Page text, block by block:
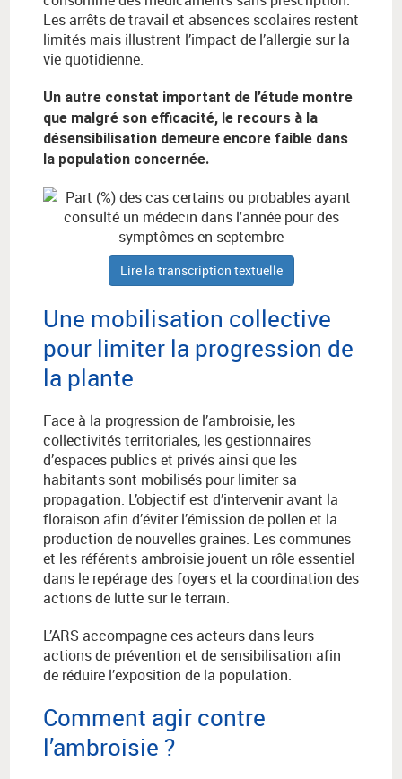
Les arrêts de travail et absences scolaires restent
limités mais illustrent l’impact de l’allergie sur la
vie quotidienne.
Un autre constat important de l’étude montre
que malgré son efficacité, le recours à la
désensibilisation demeure encore faible dans
la population concernée.
Lire la transcription textuelle
Une mobilisation collective
pour limiter la progression de
la plante
Face à la progression de l’ambroisie, les
collectivités territoriales, les gestionnaires
d’espaces publics et privés ainsi que les
habitants sont mobilisés pour limiter sa
propagation. L’objectif est d’intervenir avant la
floraison afin d’éviter l’émission de pollen et la
production de nouvelles graines. Les communes
et les référents ambroisie jouent un rôle essentiel
dans le repérage des foyers et la coordination des
actions de lutte sur le terrain.
L’ARS accompagne ces acteurs dans leurs
actions de prévention et de sensibilisation afin
de réduire l’exposition de la population.
Comment agir contre
l’ambroisie ?